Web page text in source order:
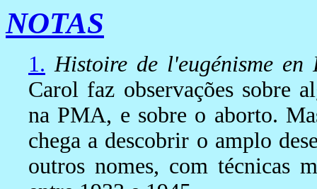
NOTAS
1. Histoire de l'eugénisme en
Carol faz observações sobre
na PMA, e sobre o aborto.
chega a descobrir o amplo
outros nomes, com técnicas